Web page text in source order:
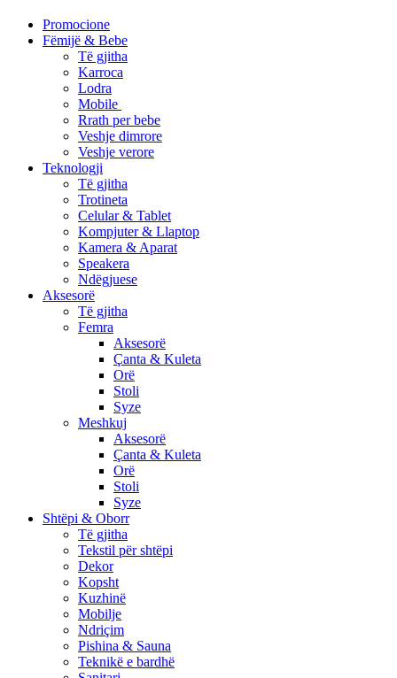
Promocione
Fëmijë & Bebe
Të gjitha
Karroca
Lodra
Mobile
Rrath per bebe
Veshje dimrore
Veshje verore
Teknologji
Të gjitha
Trotineta
Celular & Tablet
Kompjuter & Llaptop
Kamera & Aparat
Speakera
Ndëgjuese
Aksesorë
Të gjitha
Femra
Aksesorë
Çanta & Kuleta
Orë
Stoli
Syze
Meshkuj
Aksesorë
Çanta & Kuleta
Orë
Stoli
Syze
Shtëpi & Oborr
Të gjitha
Tekstil për shtëpi
Dekor
Kopsht
Kuzhinë
Mobilje
Ndriçim
Pishina & Sauna
Teknikë e bardhë